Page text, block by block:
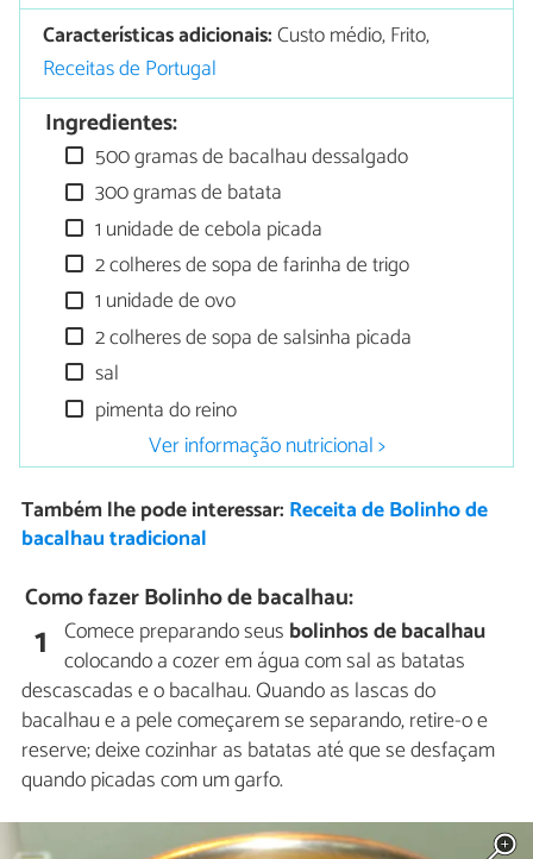
Características adicionais:Custo médio, Frito,
Receitas de Portugal
Ingredientes:
500 gramas de bacalhau dessalgado
300 gramas de batata
1 unidade de cebola picada
2 colheres de sopa de farinha de trigo
1 unidade de ovo
2 colheres de sopa de salsinha picada
sal
pimenta do reino
Ver informação nutricional >
Também lhe pode interessar: Receita de Bolinho de
bacalhau tradicional
Como fazer Bolinho de bacalhau:
1 Comece preparando seus bolinhos de bacalhau
colocando a cozer em água com sal as batatas
descascadas e o bacalhau. Quando as lascas do
bacalhau e a pele começarem se separando, retire-o e
reserve; deixe cozinhar as batatas até que se desfaçam
quando picadas com um garfo.